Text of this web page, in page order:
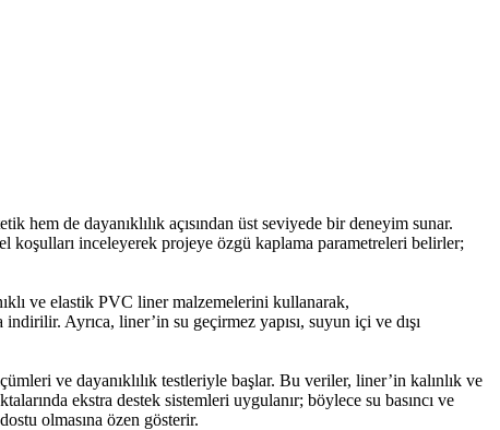
de dayanıklılık açısından üst seviyede bir deneyim sunar.
koşulları inceleyerek projeye özgü kaplama parametreleri belirler;
ve elastik PVC liner malzemelerini kullanarak,
Ayrıca, liner’in su geçirmez yapısı, suyun içi ve dışı
ve dayanıklılık testleriyle başlar. Bu veriler, liner’in kalınlık ve
ekstra destek sistemleri uygulanır; böylece su basıncı ve
olmasına özen gösterir.